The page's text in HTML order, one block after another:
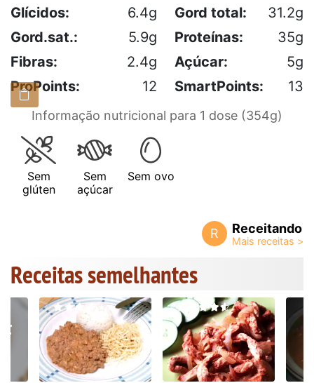
Glícidos: 6.4g Gord total:
31.2g
Gord.sat.:
5.9g Proteínas:
35g
Fibras:
2.4g Açúcar:
5g
ProPoints:
12 SmartPoints: 13
Informação nutricional para 1 dose (354g)
Sem
glúten
Sem
açúcar
Sem ovo
R Receitando
Receitas semelhantes